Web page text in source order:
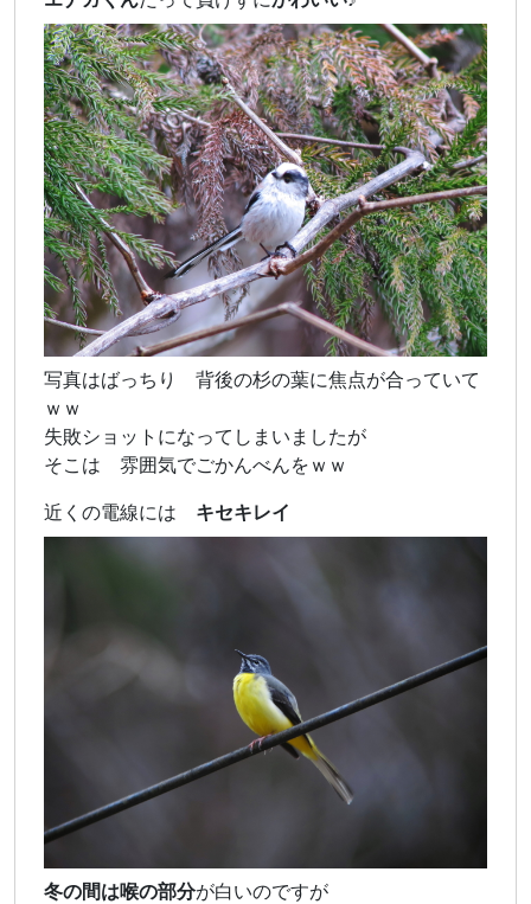
写真はばっちり 背後の杉の葉に焦点が合っていて
ｗｗ
失敗ショットになってしまいましたが
そこは 雰囲気でごかんべんをｗｗ
近くの電線には キセキレイ
冬の間は喉の部分が白いのですが